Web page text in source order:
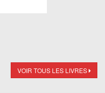
VOIR TOUS LES LIVRES